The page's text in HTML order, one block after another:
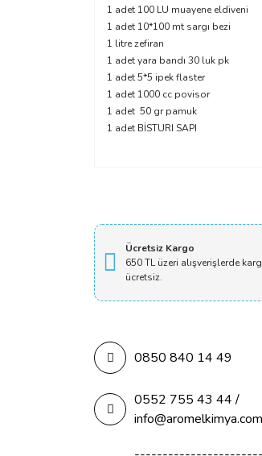
1 adet 100 LU muayene eldiveni
1 adet 10*100 mt sargı bezi
1 litre zefiran
1 adet yara bandı 30 luk pk
1 adet 5*5 ipek flaster
1 adet 1000 cc povisor
1 adet 50 gr pamuk
1 adet BİSTURI SAPI
Ücretsiz Kargo
650 TL üzeri alışverişlerde
ücretsiz.
0850 840 14 49
0552 755 43 44 /
info@aromelkimya.com